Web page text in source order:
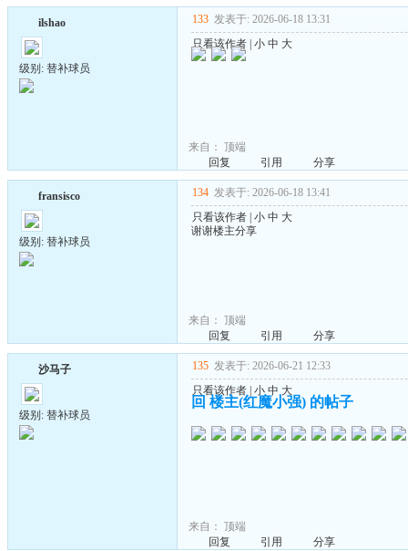
ilshao
级别: 替补球员
133 发表于: 2026-06-18 13:31
只看该作者 小 中 大
来自： 顶端
回复
引用 分享
fransisco
级别: 替补球员
134 发表于: 2026-06-18 13:41
只看该作者 小 中 大
谢谢楼主分享
来自： 顶端
回复
引用 分享
沙马子
级别: 替补球员
135 发表于: 2026-06-21 12:33
只看该作者 小 中 大
回 楼主(红魔小强) 的帖子
来自： 顶端
回复
引用 分享